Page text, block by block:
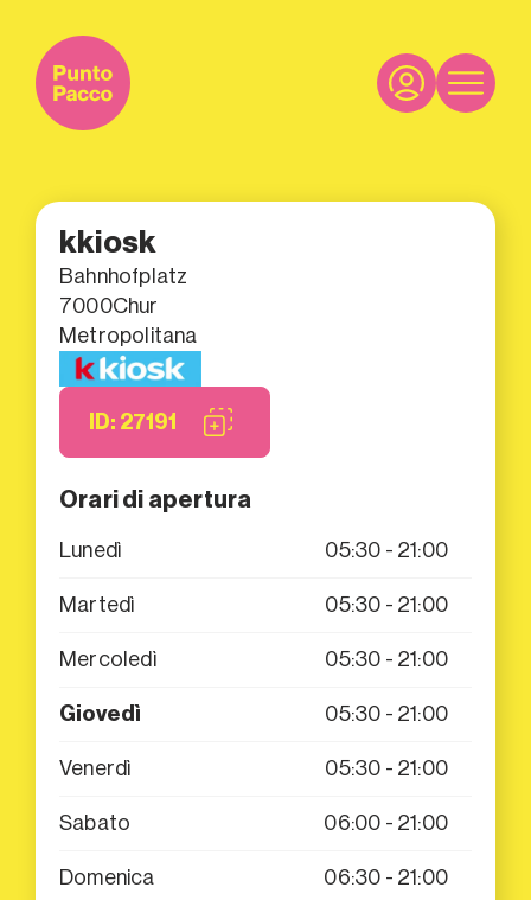
kkiosk
Bahnhofplatz
7000Chur
Metropolitana
ID: 27191
Orari di apertura
Lunedì 05:30 - 21:00
Martedì 05:30 - 21:00
Mercoledì 05:30 - 21:00
Giovedì 05:30 - 21:00
Venerdì 05:30 - 21:00
Sabato 06:00 - 21:00
Domenica 06:30 - 21:00